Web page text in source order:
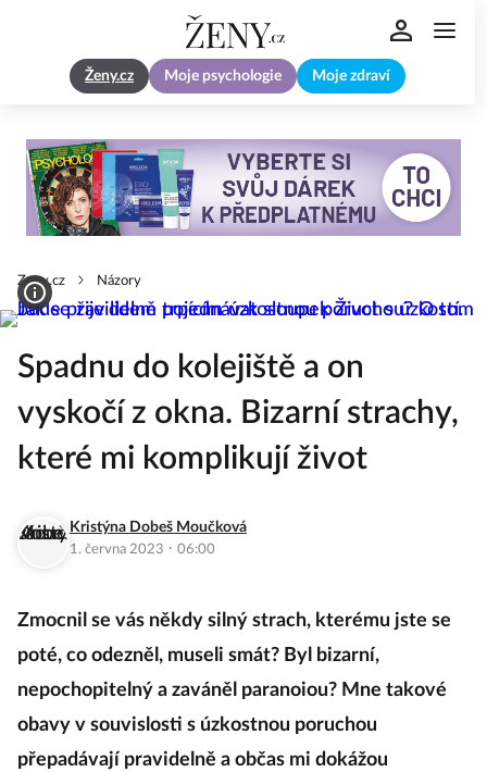
Ženy.cz Moje psychologie Moje zdraví
Zeny.cz Názory
Spadnu do kolejiště a on
vyskočí z okna. Bizarní strachy,
které mi komplikují život
Kristýna Dobeš Moučková
1. června 2023 · 06:00
Zmocnil se vás někdy silný strach, kterému jste se
poté, co odezněl, museli smát? Byl bizarní,
nepochopitelný a zaváněl paranoiou? Mne takové
obavy v souvislosti s úzkostnou poruchou
přepadávají pravidelně a občas mi dokážou